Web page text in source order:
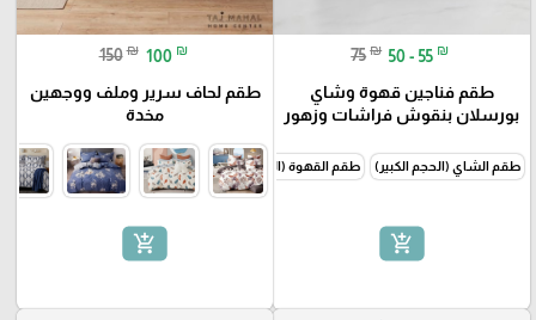
75 ₪ 50 - 55 ₪
طقم فناجين قهوة وشاي
بورسلان بنقوش فراشات وزهور
طقم الشاي (الحجم الكبير) طقم القهوة (الحجم الصغير)
add_shopping_cart
150 ₪ 100 ₪
طقم لحاف سرير وملف ووجهين
مخدة
add_shopping_cart